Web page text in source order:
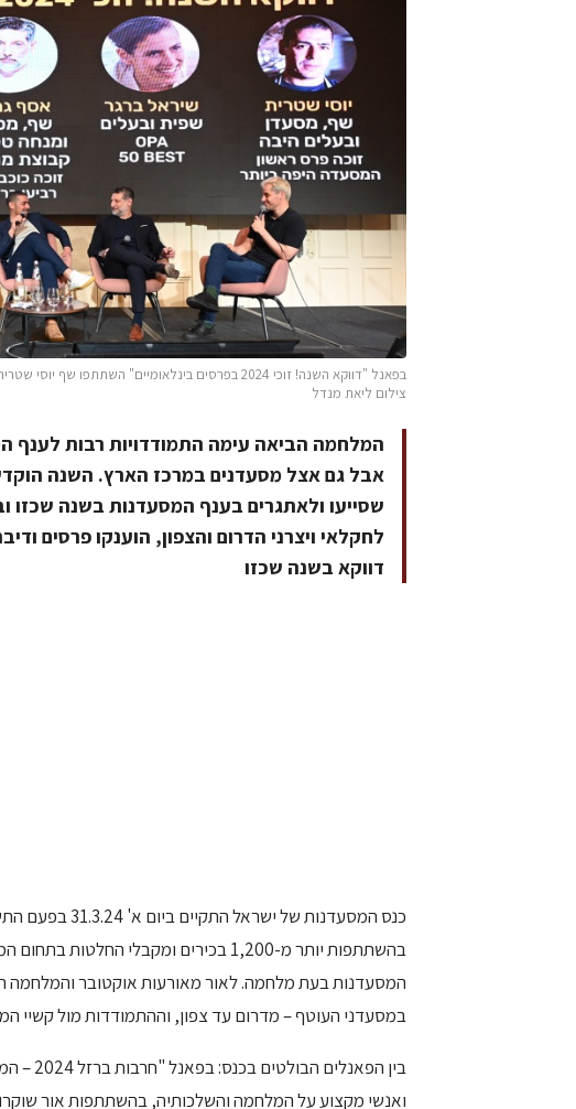
בפאנל "דווקא השנה! זוכי 2024 בפרסים בינלאומיים"
צילום ליאת מנדל
המלחמה הביאה עימה התמודדויות רבות לענף
אבל גם אצל מסעדנים במרכז הארץ. השנה
שסייעו ולאתגרים בענף המסעדנות בשנה
לחקלאי ויצרני הדרום והצפון, הוענקו פרסים
דווקא בשנה שכזו
כנס המסעדנות של
בהשתתפות יותר מ-1,200 בכירים ומקבלי
המסעדנות בעת מלחמה. לאור מאורעות אוקטובר
במסעדני העוטף – מדרום עד צפון, וההתמודדות מול קשיי
בין